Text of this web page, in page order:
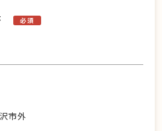
必須
市外